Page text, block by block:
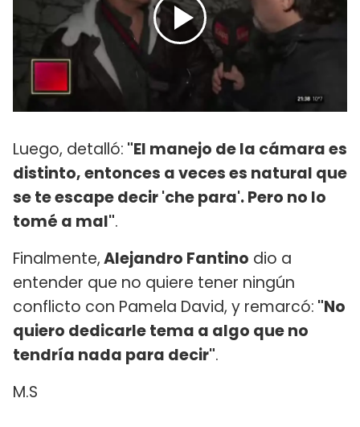
Luego, detalló: "El manejo de la cámara es
distinto, entonces a veces es natural que
se te escape decir 'che para'. Pero no lo
tomé a mal".
Finalmente,Alejandro Fantino dio a
entender que no quiere tener ningún
conflicto con Pamela David, y remarcó: "No
quiero dedicarle tema a algo que no
tendría nada para decir".
M.S